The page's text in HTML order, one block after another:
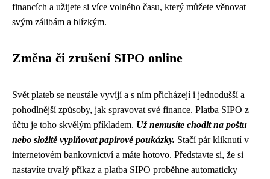
financích a užijete si více volného času, který můžete věnovat
svým zálibám a blízkým.
Změna či zrušení SIPO online
Svět plateb se neustále vyvíjí a s ním přicházejí i jednodušší a
pohodlnější způsoby, jak spravovat své finance. Platba SIPO z
účtu je toho skvělým příkladem. Už nemusíte chodit na poštu
nebo složitě vyplňovat papírové poukázky. Stačí pár kliknutí v
internetovém bankovnictví a máte hotovo. Představte si, že si
nastavíte trvalý příkaz a platba SIPO proběhne automaticky